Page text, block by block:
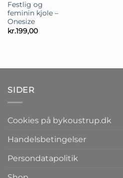
Festlig og
feminin kjole –
Onesize
kr.199,00
SIDER
Cookies på bykoustrup.dk
Handelsbetingelser
Persondatapolitik